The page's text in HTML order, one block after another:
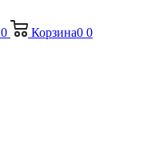
0 Корзина0 0